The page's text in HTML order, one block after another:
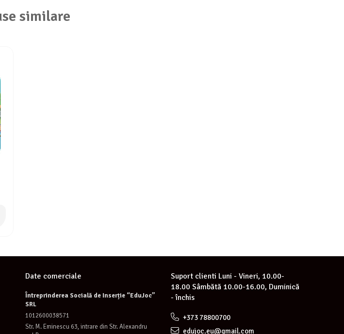
similare
Date comerciale
Întreprinderea Socială de Inserție “EduJoc”
SRL
1012600038571
Str. M. Eminescu 63, intrare din Str. Alexandru
Suport clienti Luni - Vineri, 10.00-
18.00 Sâmbătă 10.00-16.00, Duminică
- închis
+373 78800700
edujoc.eu@gmail.com